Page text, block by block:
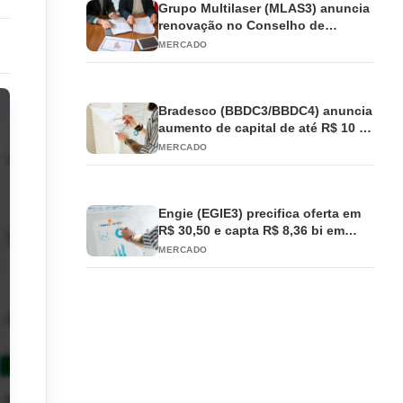
Grupo Multilaser (MLAS3) anuncia
renovação no Conselho de
Administração
MERCADO
Bradesco (BBDC3/BBDC4) anuncia
aumento de capital de até R$ 10 bi
e antecipa JCP
MERCADO
Engie (EGIE3) precifica oferta em
R$ 30,50 e capta R$ 8,36 bi em
ações
MERCADO